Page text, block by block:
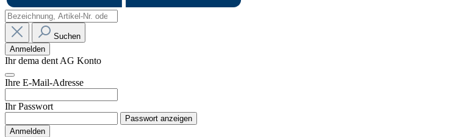
Suchen
Anmelden
Ihr dema dent AG Konto
Ihre E-Mail-Adresse
Ihr Passwort
Passwort anzeigen
Anmelden